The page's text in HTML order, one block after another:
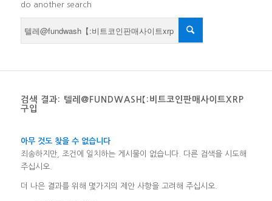
do another search
검색 결과: 텔레@FUNDWASH【:비트코인판매사이트XRP
구입
아무 것도 찾을 수 없습니다
죄송하지만, 조건에 일치하는 게시물이 없습니다. 다른 검색을 시도해
주십시오.
더 나은 결과를 위해 몇가지의 제안 사항을 고려해 주십시오.